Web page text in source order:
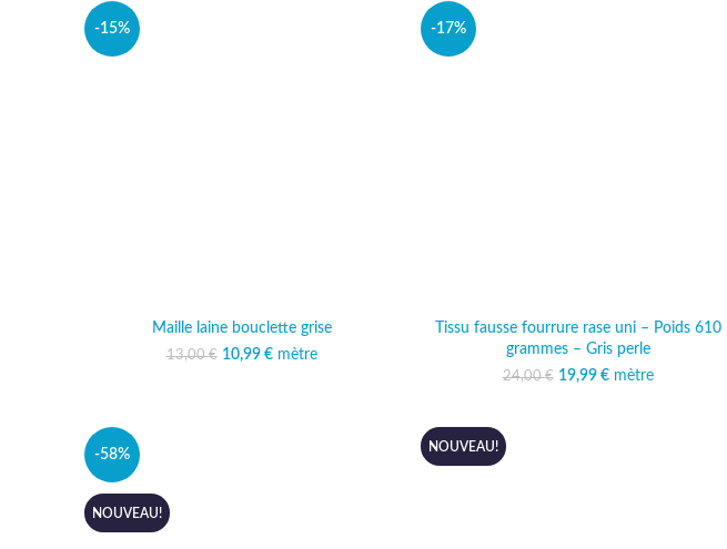
-15%
Maille laine bouclette grise
13,00€
Le prix initial était :
10,99 € Le prix actuel est :
mètre
-17%
Tissu fausse fourrure rase uni – Poids 610
grammes – Gris perle
24,00€
Le prix initial était :
19,99 € Le prix actuel est :
mètre
-58%
NOUVEAU!
NOUVEAU!